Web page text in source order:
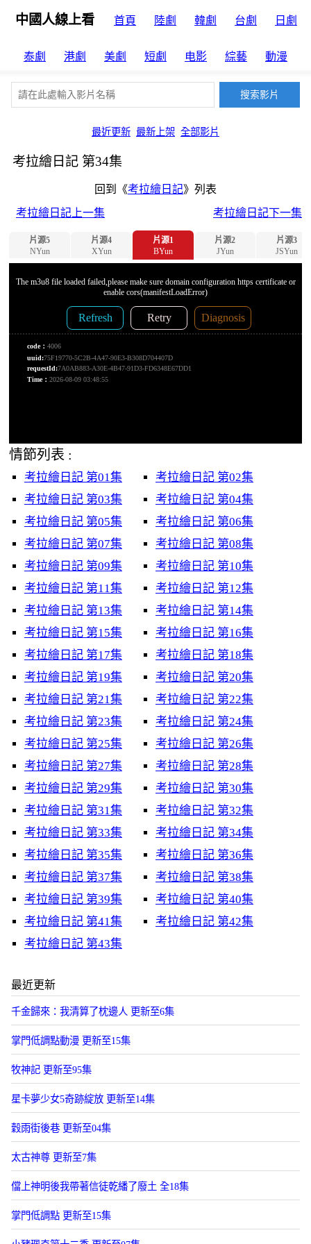
中國人線上看 首頁 陸劇 韓劇 台劇 日劇
泰劇 港劇 美劇 短劇 电影 綜藝 動漫
最近更新 最新上架 全部影片
考拉繪日記 第34集
回到《考拉繪日記》列表
考拉繪日記上一集
考拉繪日記下一集
片源5
NYun
片源4
XYun
片源1
BYun
片源2
JYun
片源3
JSYun
情節列表 :
考拉繪日記 第01集
考拉繪日記 第02集
考拉繪日記 第03集
考拉繪日記 第04集
考拉繪日記 第05集
考拉繪日記 第06集
考拉繪日記 第07集
考拉繪日記 第08集
考拉繪日記 第09集
考拉繪日記 第10集
考拉繪日記 第11集
考拉繪日記 第12集
考拉繪日記 第13集
考拉繪日記 第14集
考拉繪日記 第15集
考拉繪日記 第16集
考拉繪日記 第17集
考拉繪日記 第18集
考拉繪日記 第19集
考拉繪日記 第20集
考拉繪日記 第21集
考拉繪日記 第22集
考拉繪日記 第23集
考拉繪日記 第24集
考拉繪日記 第25集
考拉繪日記 第26集
考拉繪日記 第27集
考拉繪日記 第28集
考拉繪日記 第29集
考拉繪日記 第30集
考拉繪日記 第31集
考拉繪日記 第32集
考拉繪日記 第33集
考拉繪日記 第34集
考拉繪日記 第35集
考拉繪日記 第36集
考拉繪日記 第37集
考拉繪日記 第38集
考拉繪日記 第39集
考拉繪日記 第40集
考拉繪日記 第41集
考拉繪日記 第42集
考拉繪日記 第43集
最近更新
千金歸來：我清算了枕邊人 更新至6集
掌門低調點動漫 更新至15集
牧神記 更新至95集
星卡夢少女5奇跡綻放 更新至14集
穀雨街後巷 更新至04集
太古神尊 更新至7集
儅上神明後我帶著信徒乾繙了廢土 全18集
掌門低調點 更新至15集